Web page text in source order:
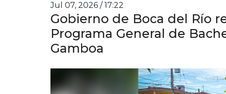
Jul 07, 2026 / 17:22
Gobierno de Boca del Río
Programa General de
Gamboa